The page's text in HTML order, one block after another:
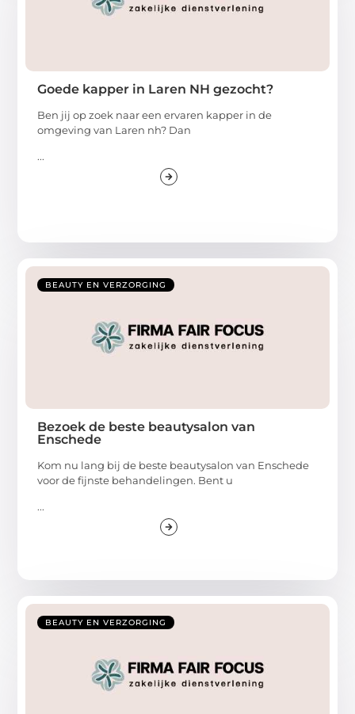
Goede kapper in Laren NH gezocht?
Ben jij op zoek naar een ervaren kapper in de
omgeving van Laren nh? Dan
...
BEAUTY EN VERZORGING
Bezoek de beste beautysalon van
Enschede
Kom nu lang bij de beste beautysalon van Enschede
voor de fijnste behandelingen. Bent u
...
BEAUTY EN VERZORGING